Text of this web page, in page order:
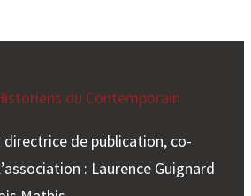
du Contemporain
de publication, co-
: Laurence Guignard